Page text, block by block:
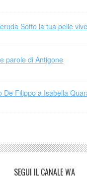
Sotto la tua pelle
parole di Antigone
De Filippo a Isabella
SEGUI IL CANALE WA